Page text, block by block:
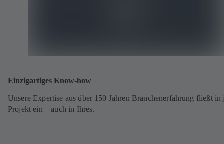
Einzigartiges Know-how
Unsere Expertise aus über 150 Jahren Branchenerfahrung fließt in
Projekt ein – auch in Ihres.